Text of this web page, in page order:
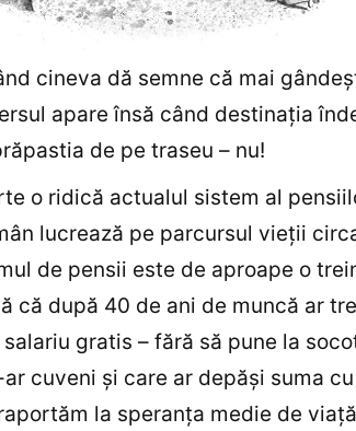
cineva dă semne că mai
apare însă când destinaţia
de pe traseu – nu!
o ridică actualul sistem al
lucrează pe parcursul vieţii
de pensii este de aproape o
că după 40 de ani de muncă ar
gratis – fără să pune la
cuveni şi care ar depăşi suma
la speranţa medie de